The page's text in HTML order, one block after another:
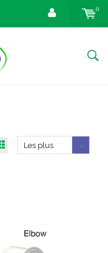
0
Les plus